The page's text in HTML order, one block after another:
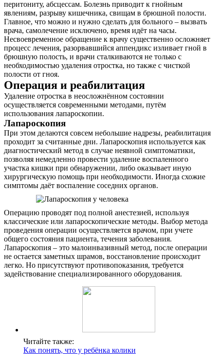
перитониту, абсцессам. Болезнь приводит к гнойным
явлениям, разрыву кишечника, свищам в брюшной полости.
Главное, что можно и нужно сделать для больного – вызвать
врача, самолечение исключено, время идёт на часы.
Несвоевременное обращение к врачу существенно осложняет
процесс лечения, разорвавшийся аппендикс изливает гной в
брюшную полость, и врачи сталкиваются не только с
необходимостью удаления отростка, но также с чисткой
полости от гноя.
Операция и реабилитация
Удаление отростка в неосложнённом состоянии
осуществляется современными методами, путём
использования лапароскопии.
Лапароскопия
При этом делаются совсем небольшие надрезы, реабилитация
проходит за считанные дни. Лапароскопия используется как
диагностический метод в случае неявной симптоматики,
позволяя немедленно провести удаление воспаленного
участка кишки при обнаружении, либо оказывает иную
хирургическую помощь при необходимости. Иногда схожие
симптомы даёт воспаление соседних органов.
Операцию проводят под полной анестезией, используя
классические или лапароскопические методы. Выбор метода
проведения операции осуществляется врачом, при учете
общего состояния пациента, течения заболевания.
Лапароскопия – это малоинвазивный метод, после операции
не остается заметных шрамов, восстановление происходит
легко. Но присутствуют противопоказания, требуется
задействование специализированного оборудования.
Читайте также:
Как понять, что у ребёнка колики